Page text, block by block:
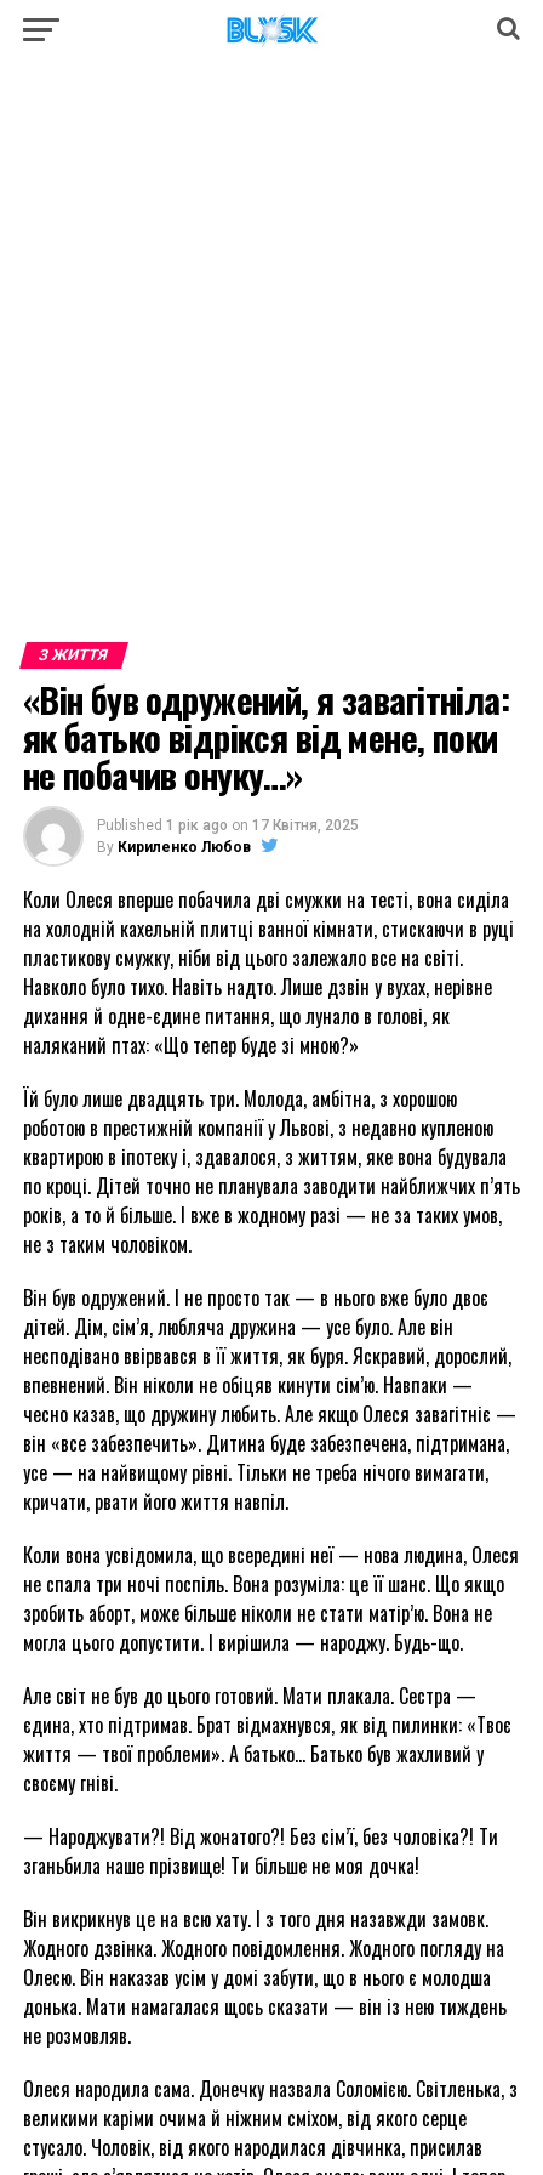
З ЖИТТЯ
«Він був одружений, я завагітніла:
як батько відрікся від мене, поки
не побачив онуку…»
Published 1 рік ago on 17 Квітня, 2025
By Кириленко Любов
Коли Олеся вперше побачила дві смужки на тесті, вона сиділа
на холодній кахельній плитці ванної кімнати, стискаючи в руці
пластикову смужку, ніби від цього залежало все на світі.
Навколо було тихо. Навіть надто. Лише дзвін у вухах, нерівне
дихання й одне-єдине питання, що лунало в голові, як
наляканий птах: «Що тепер буде зі мною?»
Їй було лише двадцять три. Молода, амбітна, з хорошою
роботою в престижній компанії у Львові, з недавно купленою
квартирою в іпотеку і, здавалося, з життям, яке вона будувала
по кроці. Дітей точно не планувала заводити найближчих п’ять
років, а то й більше. І вже в жодному разі — не за таких умов,
не з таким чоловіком.
Він був одружений. І не просто так — в нього вже було двоє
дітей. Дім, сім’я, любляча дружина — усе було. Але він
несподівано ввірвався в її життя, як буря. Яскравий, дорослий,
впевнений. Він ніколи не обіцяв кинути сім’ю. Навпаки —
чесно казав, що дружину любить. Але якщо Олеся завагітніє —
він «все забезпечить». Дитина буде забезпечена, підтримана,
усе — на найвищому рівні. Тільки не треба нічого вимагати,
кричати, рвати його життя навпіл.
Коли вона усвідомила, що всередині неї — нова людина, Олеся
не спала три ночі поспіль. Вона розуміла: це її шанс. Що якщо
зробить аборт, може більше ніколи не стати матір’ю. Вона не
могла цього допустити. І вирішила — народжу. Будь-що.
Але світ не був до цього готовий. Мати плакала. Сестра —
єдина, хто підтримав. Брат відмахнувся, як від пилинки: «Твоє
життя — твої проблеми». А батько… Батько був жахливий у
своєму гніві.
— Народжувати?! Від жонатого?! Без сім’ї, без чоловіка?! Ти
зганьбила наше прізвище! Ти більше не моя дочка!
Він викрикнув це на всю хату. І з того дня назавжди замовк.
Жодного дзвінка. Жодного повідомлення. Жодного погляду на
Олесю. Він наказав усім у домі забути, що в нього є молодша
донька. Мати намагалася щось сказати — він із нею тиждень
не розмовляв.
Олеся народила сама. Донечку назвала Соломією. Світленька, з
великими каріми очима й ніжним сміхом, від якого серце
стусало. Чоловік, від якого народилася дівчинка, присилав